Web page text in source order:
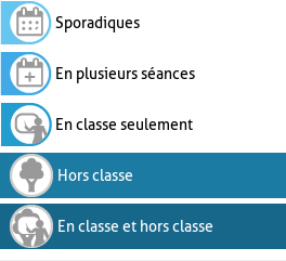
Sporadiques
En plusieurs séances
En classe seulement
Hors classe
En classe et hors classe